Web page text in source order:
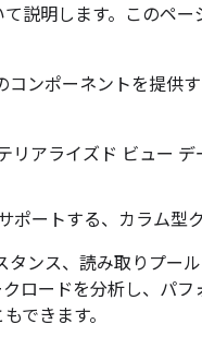
説明します。このペ
ンポーネントを提供
リアライズド ビュー
ポートする、カラム型
ンス、読み取りプー
ロードを分析し、パ
できます。